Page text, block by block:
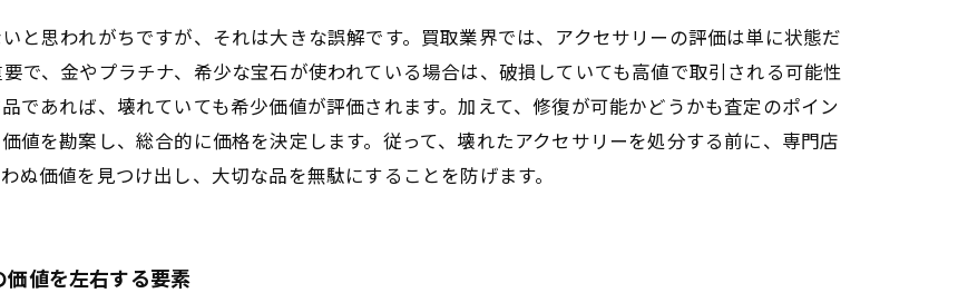
と思われがちですが、それは大きな誤解です。買取業界では、アクセサリーの評価は単に状態だ
で、金やプラチナ、希少な宝石が使われている場合は、破損していても高値で取引される可能性
であれば、壊れていても希少価値が評価されます。加えて、修復が可能かどうかも査定のポイン
値を勘案し、総合的に価格を決定します。従って、壊れたアクセサリーを処分する前に、専門店
価値を見つけ出し、大切な品を無駄にすることを防げます。
値を左右する要素